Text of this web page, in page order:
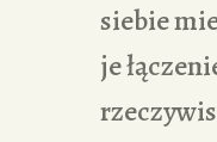
siebie
je